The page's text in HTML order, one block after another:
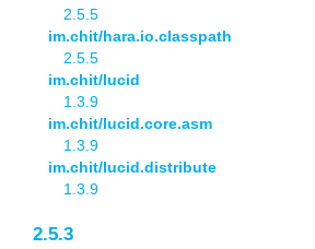
2.5.5
im.chit/hara.io.classpath
2.5.5
im.chit/lucid
1.3.9
im.chit/lucid.core.asm
1.3.9
im.chit/lucid.distribute
1.3.9
2.5.3